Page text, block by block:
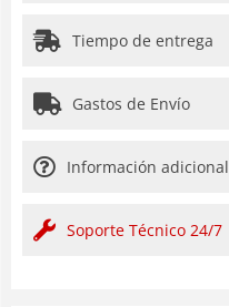
Tiempo de entrega
Gastos de Envío
Información adicional
Soporte Técnico 24/7